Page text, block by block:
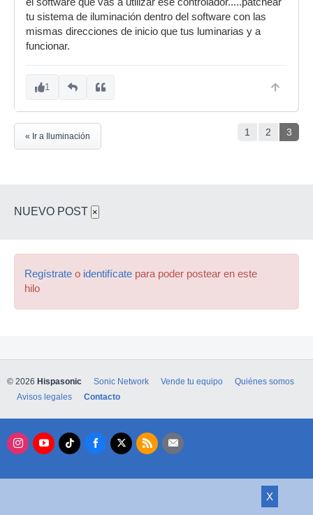
el software que vas a utilizar ese controlador.....patchear
tu sistema de iluminación dentro del software con las
mismas direcciones de inicio que tus luminarias y a
funcionar.
1
1 2 3
« Ir a Iluminación
NUEVO POST ×
Regístrate o identifícate para poder postear en este
hilo
X
© 2026 Hispasonic Sonic Network Vende tu equipo
Quiénes somos
Avisos legales
Contacto